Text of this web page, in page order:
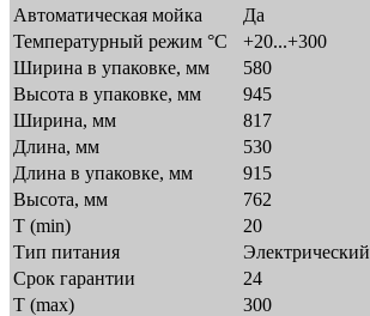
Автоматическая мойка
Да
Температурный режим °C
+20...+300
Ширина в упаковке, мм
580
Высота в упаковке, мм
945
Ширина, мм
817
Длина, мм
530
Длина в упаковке, мм
915
Высота, мм
762
T (min)
20
Тип питания
Электрический
Срок гарантии
24
T (max)
300